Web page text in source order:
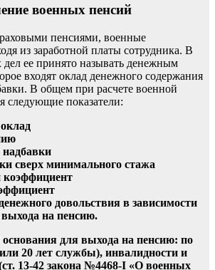
военных пенсий
пенсиями, военные
из заработной платы сотрудника. В
дел ее принято называть денежным
входят оклад денежного содержания
В общем при расчете военной
следующие показатели:
сверх минимального стажа
довольствия в зависимости
на пенсию.
основания для выхода на пенсию: по
20 лет службы), инвалидности и
13-42 закона №4468-I «О военных